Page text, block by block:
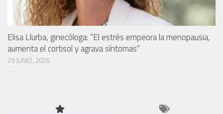
Elisa Llurba, ginecóloga: “El estrés empeora la menopausia,
aumenta el cortisol y agrava síntomas”
29 JUNIO, 2026